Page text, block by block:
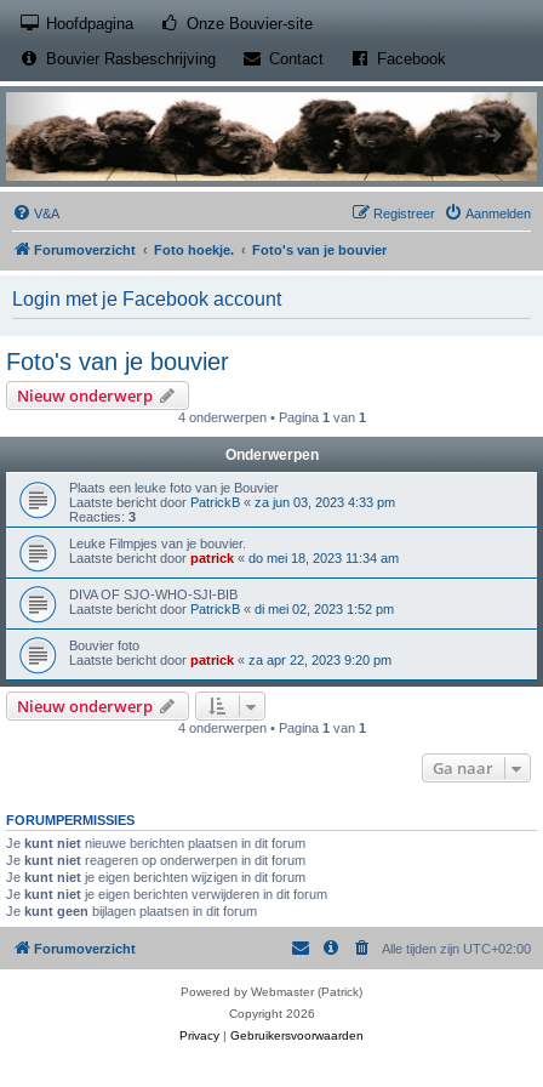
Hoofdpagina Onze Bouvier-site(Opens a new tab)
Bouvier Rasbeschrijving
Contact(Opens a new tab)
Facebook
V&A Aanmelden
Registreer
Forumoverzicht Foto hoekje. Foto's van je bouvier
Login met je Facebook account
Foto's van je bouvier
Nieuw onderwerp
4 onderwerpen • Pagina 1 van 1
Onderwerpen
Plaats een leuke foto van je Bouvier
Laatste bericht door PatrickB « za jun 03, 2023 4:33 pm
Reacties: 3
Leuke Filmpjes van je bouvier.
Laatste bericht door patrick « do mei 18, 2023 11:34 am
DIVA OF SJO-WHO-SJI-BIB
Laatste bericht door PatrickB « di mei 02, 2023 1:52 pm
Bouvier foto
Laatste bericht door patrick « za apr 22, 2023 9:20 pm
Nieuw onderwerp
4 onderwerpen • Pagina 1 van 1
Ga naar
FORUMPERMISSIES
Je kunt niet nieuwe berichten plaatsen in dit forum
Je kunt niet reageren op onderwerpen in dit forum
Je kunt niet je eigen berichten wijzigen in dit forum
Je kunt niet je eigen berichten verwijderen in dit forum
Je kunt geen bijlagen plaatsen in dit forum
Forumoverzicht Alle tijden zijn UTC+02:00
Powered by Webmaster (Patrick)
Copyright 2026
Privacy | Gebruikersvoorwaarden